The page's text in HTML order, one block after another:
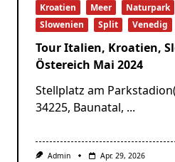
Kroatien
Meer Naturpark
Slowenien
Split Venedig
Tour Italien, Kroatien,
Östereich Mai 2024
Stellplatz am
34225, Baunatal, ...
Admin Apr. 29, 2026